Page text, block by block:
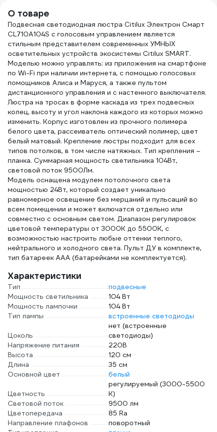
О товаре
Подвесная светодиодная люстра Citilux Электрон Смарт
CL710A104S с голосовым управлением является
стильным представителем современных УМНЫХ
осветительных устройств экосистемы Citilux SMART.
Моделью можно управлять: из приложения на смартфоне
по Wi-Fi при наличии интернета, с помощью голосовых
помощников Алиса и Маруся, а также пультом
дистанционного управления и с настенного выключателя.
Люстра на тросах в форме каскада из трех подвесных
колец, высоту и угол наклона каждого из которых можно
изменить. Корпус изготовлен из прочного полимера
белого цвета, рассеиватель оптический полимер, цвет
белый матовый. Крепление люстры подходит для всех
типов потолков, в том числе натяжных. Тип крепления –
планка. Суммарная мощность светильника 104Вт,
световой поток 9500Лм.
Модель оснащена модулем потолочного света
мощностью 24Вт, который создает уникально
равномерное освещение без мерцаний и пульсаций во
всем помещении и может включатся отдельно или
совместно с основным светом. Диапазон регулировок
цветовой температуры от 3000К до 5500К, с
возможностью настроить любые оттенки теплого,
нейтрального и холодного света. Пульт ДУ в комплекте,
тип батареек ААА (батарейками не комплектуется).
Характеристики
Тип
подвесные
Мощность светильника
104 Вт
Мощность лампочки
104 Вт
Тип лампы
встроенные светодиоды
Цоколь
нет (встроенные
светодиоды)
Напряжение питания
220В
Высота
120 см
Длина
35 см
Основной цвет
белый
Цветность
регулируемый (3000-5500
К)
Световой поток
9500 лм
Цветопередача
85 Ra
Направление плафонов
поворотный